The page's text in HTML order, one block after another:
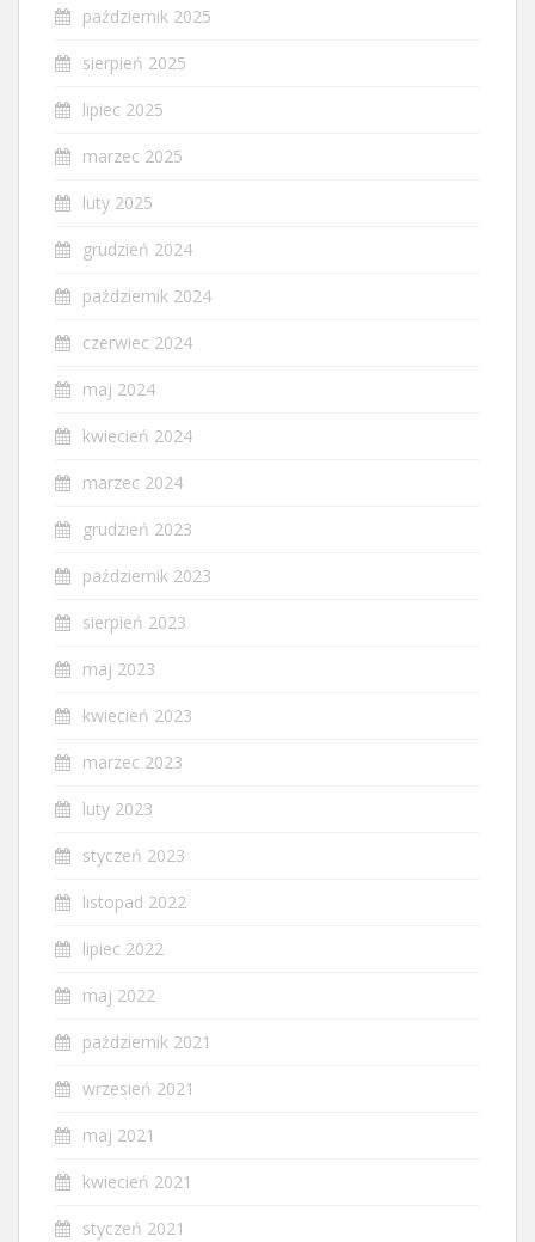
październik 2025
sierpień 2025
lipiec 2025
marzec 2025
luty 2025
grudzień 2024
październik 2024
czerwiec 2024
maj 2024
kwiecień 2024
marzec 2024
grudzień 2023
październik 2023
sierpień 2023
maj 2023
kwiecień 2023
marzec 2023
luty 2023
styczeń 2023
listopad 2022
lipiec 2022
maj 2022
październik 2021
wrzesień 2021
maj 2021
kwiecień 2021
styczeń 2021